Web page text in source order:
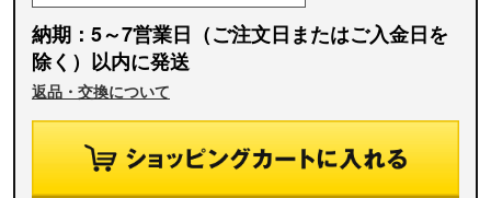
納期：5～7営業日（ご注文日またはご入金日を
除く）以内に発送
返品・交換について